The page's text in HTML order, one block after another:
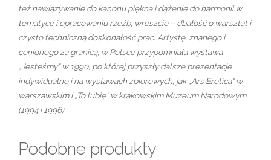
też nawiązywanie do kanonu piękna i dążenie do harmonii w
tematyce i opracowaniu rzeźb, wreszcie – dbałość o warsztat i
czysto techniczną doskonałość prac. Artystę, znanego i
cenionego za granicą, w Polsce przypomniała wystawa
„Jesteśmy“ w 1990, po której przyszły dalsze prezentacje
indywidualne i na wystawach zbiorowych, jak „Ars Erotica“ w
warszawskim i „To lubię“ w krakowskim Muzeum Narodowym
(1994 i 1996).
Podobne produkty